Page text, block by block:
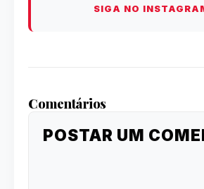
SIGA NO
Comentários
POSTAR UM